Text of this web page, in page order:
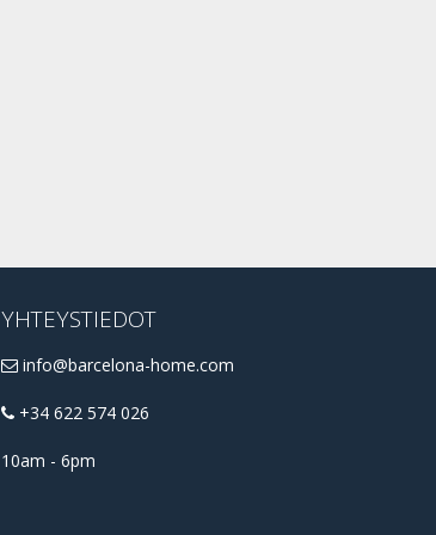
YHTEYSTIEDOT
info@barcelona-home.com
+34 622 574 026
10am - 6pm